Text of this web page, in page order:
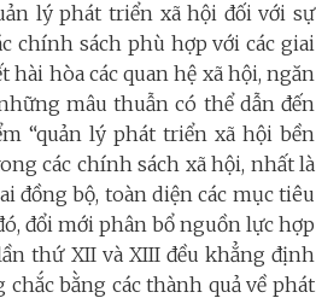
lý phát triển xã hội đối với sự
chính sách phù hợp với các giai
hài hòa các quan hệ xã hội, ngăn
mâu thuẫn có thể dẫn đến
“quản lý phát triển xã hội bền
các chính sách xã hội, nhất là
đồng bộ, toàn diện các mục tiêu
đổi mới phân bổ nguồn lực hợp
thứ XII và XIII đều khẳng định
bằng các thành quả về phát